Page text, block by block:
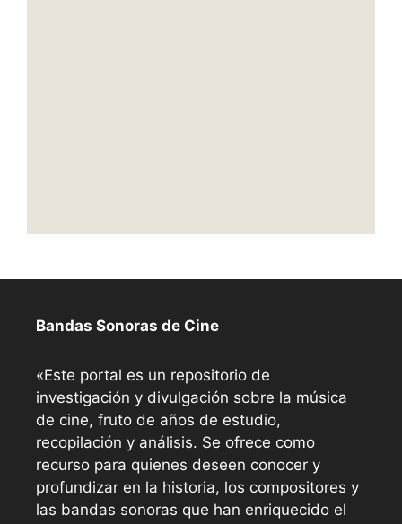
Bandas Sonoras de Cine
«Este portal es un repositorio de
investigación y divulgación sobre la música
de cine, fruto de años de estudio,
recopilación y análisis. Se ofrece como
recurso para quienes deseen conocer y
profundizar en la historia, los compositores y
las bandas sonoras que han enriquecido el